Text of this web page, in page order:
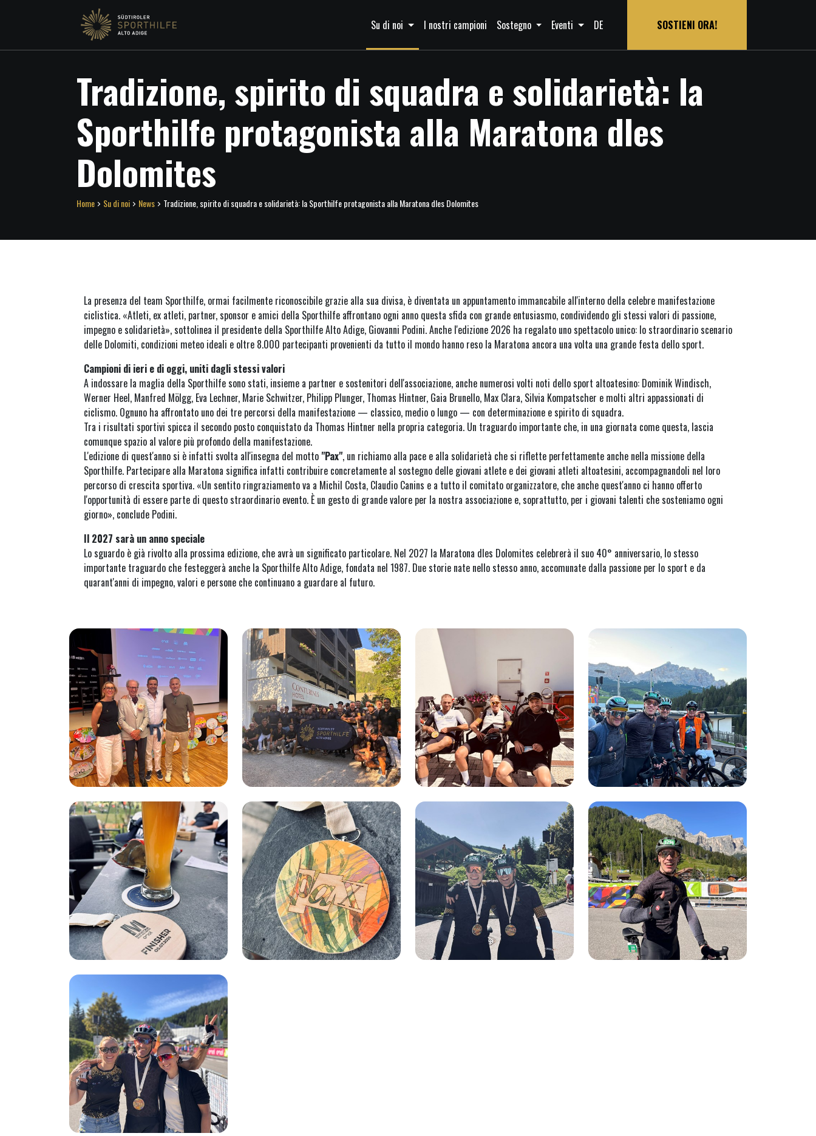
Su di noi I nostri campioni Sostegno Eventi DE SOSTIENI ORA!
Tradizione, spirito di squadra e solidarietà: la
Sporthilfe protagonista alla Maratona dles
Dolomites
Home Su di noi News Tradizione, spirito di squadra e solidarietà: la Sporthilfe protagonista alla Maratona dles Dolomites
La presenza del team Sporthilfe, ormai facilmente riconoscibile grazie alla sua divisa, è diventata un appuntamento immancabile all'interno della celebre manifestazione
ciclistica. «Atleti, ex atleti, partner, sponsor e amici della Sporthilfe affrontano ogni anno questa sfida con grande entusiasmo, condividendo gli stessi valori di passione,
impegno e solidarietà», sottolinea il presidente della Sporthilfe Alto Adige, Giovanni Podini. Anche l'edizione 2026 ha regalato uno spettacolo unico: lo straordinario scenario
delle Dolomiti, condizioni meteo ideali e oltre 8.000 partecipanti provenienti da tutto il mondo hanno reso la Maratona ancora una volta una grande festa dello sport.
Campioni di ieri e di oggi, uniti dagli stessi valori
A indossare la maglia della Sporthilfe sono stati, insieme a partner e sostenitori dell'associazione, anche numerosi volti noti dello sport altoatesino: Dominik Windisch,
Werner Heel, Manfred Mölgg, Eva Lechner, Marie Schwitzer, Philipp Plunger, Thomas Hintner, Gaia Brunello, Max Clara, Silvia Kompatscher e molti altri appassionati di
ciclismo. Ognuno ha affrontato uno dei tre percorsi della manifestazione — classico, medio o lungo — con determinazione e spirito di squadra.
Tra i risultati sportivi spicca il secondo posto conquistato da Thomas Hintner nella propria categoria. Un traguardo importante che, in una giornata come questa, lascia
comunque spazio al valore più profondo della manifestazione.
L'edizione di quest'anno si è infatti svolta all'insegna del motto "Pax", un richiamo alla pace e alla solidarietà che si riflette perfettamente anche nella missione della
Sporthilfe. Partecipare alla Maratona significa infatti contribuire concretamente al sostegno delle giovani atlete e dei giovani atleti altoatesini, accompagnandoli nel loro
percorso di crescita sportiva. «Un sentito ringraziamento va a Michil Costa, Claudio Canins e a tutto il comitato organizzatore, che anche quest'anno ci hanno offerto
l'opportunità di essere parte di questo straordinario evento. È un gesto di grande valore per la nostra associazione e, soprattutto, per i giovani talenti che sosteniamo ogni
giorno», conclude Podini.
Il 2027 sarà un anno speciale
Lo sguardo è già rivolto alla prossima edizione, che avrà un significato particolare. Nel 2027 la Maratona dles Dolomites celebrerà il suo 40° anniversario, lo stesso
importante traguardo che festeggerà anche la Sporthilfe Alto Adige, fondata nel 1987. Due storie nate nello stesso anno, accomunate dalla passione per lo sport e da
quarant'anni di impegno, valori e persone che continuano a guardare al futuro.